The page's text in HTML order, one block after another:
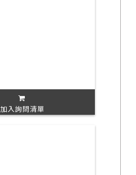
加入詢問清單